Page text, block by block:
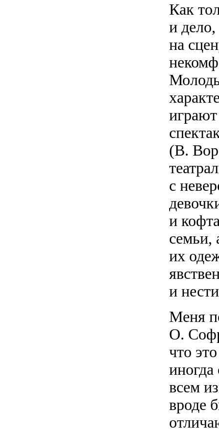
Как
и дело,
на
(В.
с
и
семьи,
их
и
Меня
О.
что
всем
вроде